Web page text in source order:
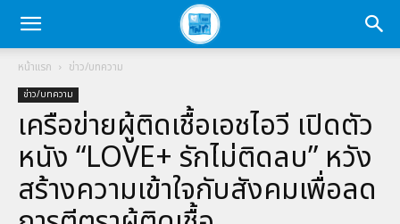
หน้าแรก ข่าว/บทความ
ข่าว/บทความ
เครือข่ายผู้ติดเชื้อเอชไอวี เปิดตัว
หนัง “LOVE+ รักไม่ติดลบ” หวัง
สร้างความเข้าใจกับสังคมเพื่อลด